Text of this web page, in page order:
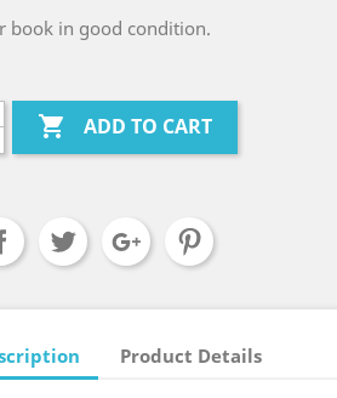
book in good condition.
 ADD TO CART
Product Details